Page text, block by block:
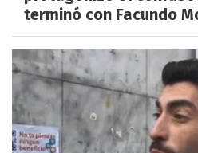
terminó con Facundo